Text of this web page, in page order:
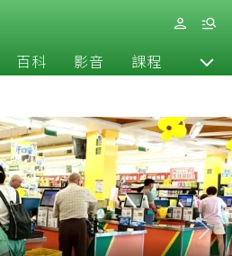
百科 影音 課程 退休